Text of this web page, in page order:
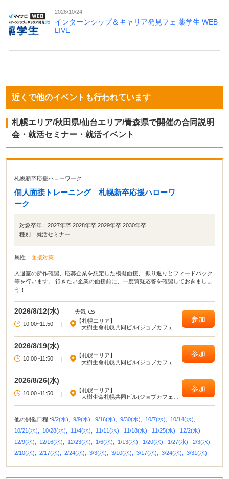
2026/10/24
インターンシップ＆キャリア発見フェ 薬学生 WEB
LIVE
近くで他のイベントも行われています
札幌エリア/秋田県/仙台エリア/青森県で開催の合同説明
会・就活セミナー・就活イベント
札幌新卒応援ハローワーク
個人面接トレーニング 札幌新卒応援ハローワ
ーク
対象卒年 : 2027年卒 2028年卒 2029年卒 2030年卒
種別 : 就活セミナー
属性 : 面接対策
入退室の所作確認、応募企業を想定した模擬面接、 振り返りとフィードバック
等を行います。 行きたい企業の面接前に、一度質疑応答を確認しておきましょ
う！
2026/8/12(水)
天気
10:00~11:50
|
【札幌エリア】
大樹生命札幌共同ビル(ジョブカフェ北
参加
2026/8/19(水)
10:00~11:50 |
【札幌エリア】
大樹生命札幌共同ビル(ジョブカフェ北
参加
2026/8/26(水)
10:00~11:50 |
【札幌エリア】
大樹生命札幌共同ビル(ジョブカフェ北
参加
他の開催日程 :9/2(水), 9/9(水), 9/16(水), 9/30(水), 10/7(水),
10/14(水),
10/21(水),
10/28(水), 11/4(水), 11/11(水), 11/18(水), 11/25(水),
12/2(水),
12/9(水),
12/16(水), 12/23(水), 1/6(水), 1/13(水), 1/20(水), 1/27(水),
2/3(水),
2/10(水),
2/17(水), 2/24(水), 3/3(水), 3/10(水), 3/17(水), 3/24(水), 3/31(水),